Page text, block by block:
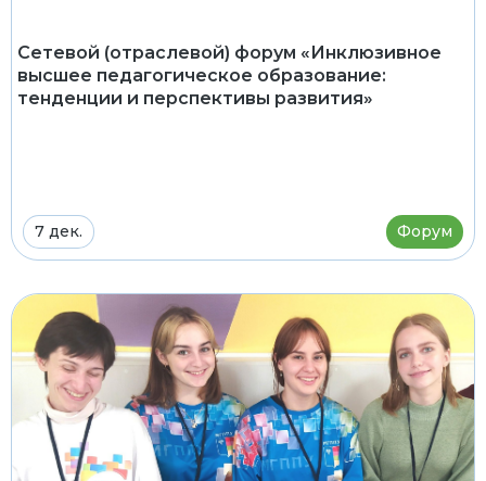
Сетевой (отраслевой) форум «Инклюзивное
высшее педагогическое образование:
тенденции и перспективы развития»
7 дек. Форум